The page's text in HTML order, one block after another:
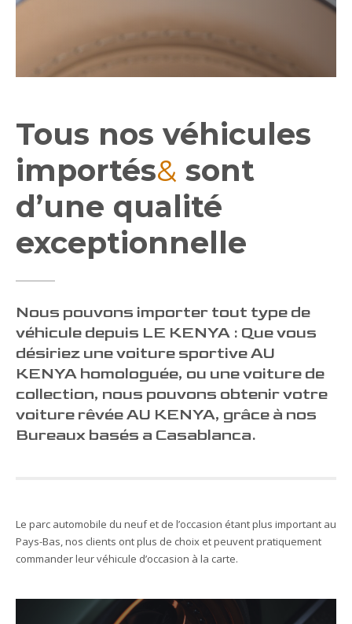
Tous nos véhicules
importés& sont
d’une qualité
exceptionnelle
Nous pouvons importer tout type de
véhicule depuis LE KENYA : Que vous
désiriez une voiture sportive AU
KENYA homologuée, ou une voiture de
collection, nous pouvons obtenir votre
voiture rêvée AU KENYA, grâce à nos
Bureaux basés a Casablanca.
Le parc automobile du neuf et de l’occasion étant plus important au
Pays-Bas, nos clients ont plus de choix et peuvent pratiquement
commander leur véhicule d’occasion à la carte.